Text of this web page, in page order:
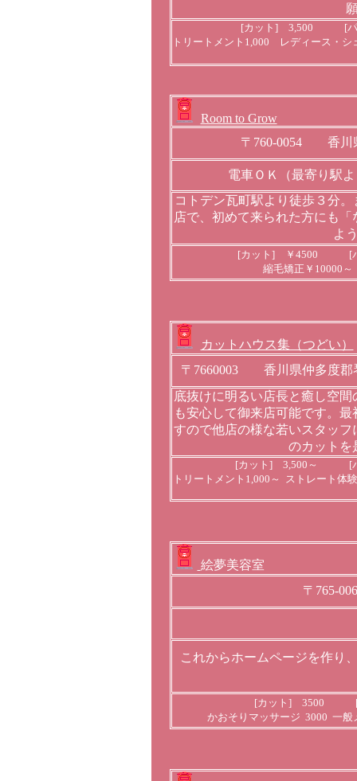
[カット] 3,500 [パ
トリートメント1,000 レディース・
Room to Grow
〒760-0054 香川
電車ＯＫ（最寄り駅
コトデン瓦町駅より徒歩３分
店で、初めて来られた方にも
よ
[カット] ￥4500 [
縮毛矯正￥10000
カットハウス集（つどい）
〒7660003 香川県仲多度郡
底抜けに明るい店長と癒し空
も安心して御来店可能です。
すので他店の様な若いスタッ
のカットを
[カット] 3,500～ [
トリートメント1,000～ ストレート体
絵夢美容室
〒765-
これからホームページを作り
[カット] 3500 [
かおそりマッサージ 3000 一般